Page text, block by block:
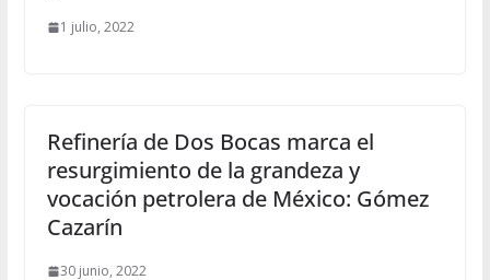
1 julio, 2022
Refinería de Dos Bocas marca el
resurgimiento de la grandeza y
vocación petrolera de México: Gómez
Cazarín
30 junio, 2022